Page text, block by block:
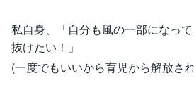
私自身、「自分も風の一部になっ
抜けたい！」
(一度でもいいから育児から解放さ